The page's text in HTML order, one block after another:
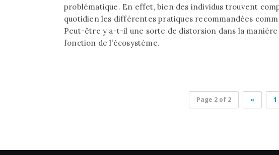
problématique. En effet, bien des individus trouvent
quotidien les différentes pratiques recommandées
Peut-être y a-t-il une sorte de distorsion dans la
fonction de l’écosystème.
Page 2 of 2 « 1